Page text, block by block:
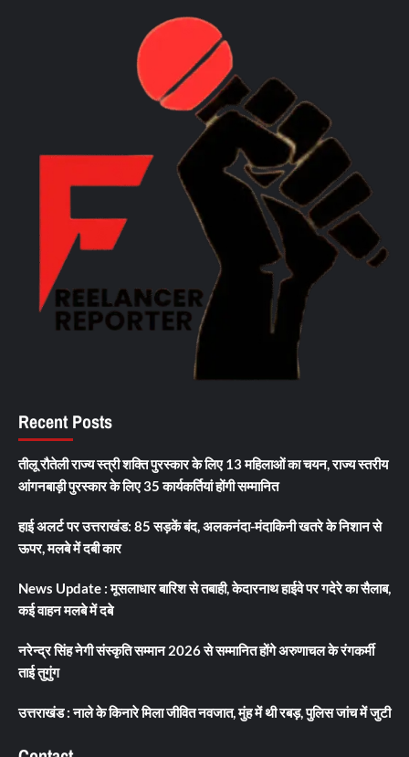
Recent Posts
तीलू रौतेली राज्य स्त्री शक्ति पुरस्कार के लिए 13 महिलाओं का चयन, राज्य स्तरीय
आंगनबाड़ी पुरस्कार के लिए 35 कार्यकर्तियां होंगी सम्मानित
हाई अलर्ट पर उत्तराखंड: 85 सड़कें बंद, अलकनंदा-मंदाकिनी खतरे के निशान से
ऊपर, मलबे में दबी कार
News Update : मूसलाधार बारिश से तबाही, केदारनाथ हाईवे पर गदेरे का सैलाब,
कई वाहन मलबे में दबे
नरेन्द्र सिंह नेगी संस्कृति सम्मान 2026 से सम्मानित होंगे अरुणाचल के रंगकर्मी
ताई तुगुंग
उत्तराखंड : नाले के किनारे मिला जीवित नवजात, मुंह में थी रबड़, पुलिस जांच में जुटी